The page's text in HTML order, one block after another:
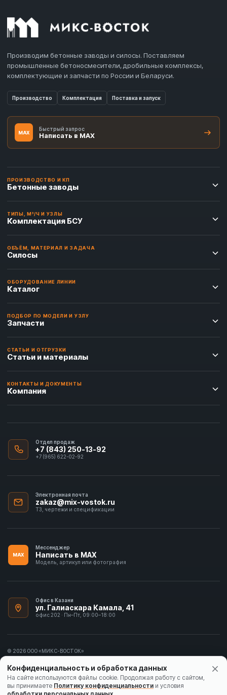
Производим бетонные заводы и силосы. Поставляем
промышленные бетоносмесители, дробильные комплексы,
комплектующие и запчасти по России и Беларуси.
Производство Комплектация Поставка и запуск
MAX
Быстрый запрос
Написать в MAX
ПРОИЗВОДСТВО И КП
Бетонные заводы
ТИПЫ, М³/Ч И УЗЛЫ
Комплектация БСУ
ОБЪЁМ, МАТЕРИАЛ И ЗАДАЧА
Силосы
ОБОРУДОВАНИЕ ЛИНИИ
Каталог
ПОДБОР ПО МОДЕЛИ И УЗЛУ
Запчасти
СТАТЬИ И ОТГРУЗКИ
Статьи и материалы
КОНТАКТЫ И ДОКУМЕНТЫ
Компания
Отдел продаж
+7 (843) 250-13-92
+7 (965) 622-02-92
Электронная почта
zakaz@mix-vostok.ru
ТЗ, чертежи и спецификации
MAX
Мессенджер
Написать в MAX
Модель, артикул или фотография
Офис в Казани
ул. Галиаскара Камала, 41
офис 202 · Пн–Пт, 09:00–18:00
© 2026 ООО «МИКС-ВОСТОК»
Политика конфиденциальности
Согласие на обработку данных
Конфиденциальность и обработка данных
На сайте используются файлы cookie. Продолжая работу с сайтом,
вы принимаете Политику конфиденциальности и условия